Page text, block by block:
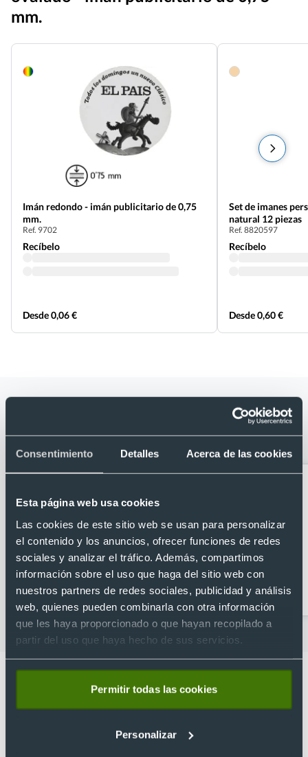
Consentimiento Detalles Acerca de las cookies
Esta página web usa cookies
Las cookies de este sitio web se usan para personalizar
el contenido y los anuncios, ofrecer funciones de redes
sociales y analizar el tráfico. Además, compartimos
información sobre el uso que haga del sitio web con
nuestros partners de redes sociales, publicidad y análisis
web, quienes pueden combinarla con otra información
que les haya proporcionado o que hayan recopilado a
partir del uso que haya hecho de sus servicios.
Permitir todas las cookies
Personalizar
mm.
Imán redondo - imán publicitario de 0,75
mm.
Ref. 9702
Recíbelo
Desde 0,06 €
Set de imanes
natural 12 piezas
Ref. 8820597
Recíbelo
Desde 0,60 €
Categorías relacionadas con Imán
ovalado - imán publicitario de 0,75
mm.
Abridores
personalizados
Artículos para la cocina
Lo que dicen nuestros clientes